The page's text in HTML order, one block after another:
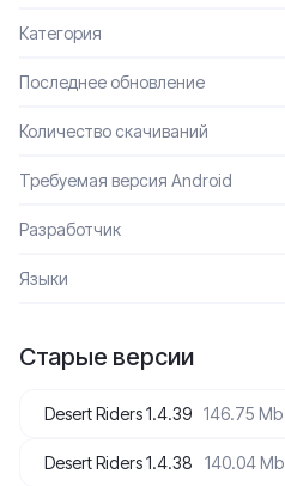
Категория
Последнее обновление
Количество скачиваний
Требуемая версия Android
Разработчик
Языки
Старые версии
Desert Riders 1.4.39 146.75 Mb
Desert Riders 1.4.38 140.04 Mb